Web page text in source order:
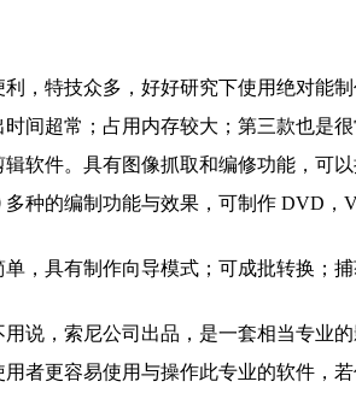
特技众多，好好研究下使用绝对能制
间超常；占用内存较大；第三款也是
辑软件。具有图像抓取和编修功能，可
多种的编制功能与效果，可制作 DVD
具有制作向导模式；可成批转换；捕
说，索尼公司出品，是一套相当专业
者更容易使用与操作此专业的软件，